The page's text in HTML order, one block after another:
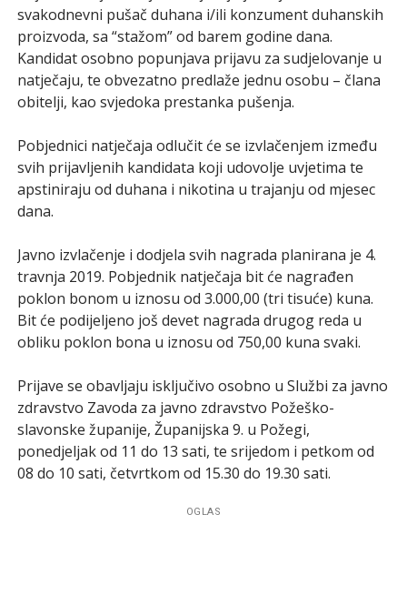
svakodnevni pušač duhana i/ili konzument duhanskih
proizvoda, sa “stažom” od barem godine dana.
Kandidat osobno popunjava prijavu za sudjelovanje u
natječaju, te obvezatno predlaže jednu osobu – člana
obitelji, kao svjedoka prestanka pušenja.
Pobjednici natječaja odlučit će se izvlačenjem između
svih prijavljenih kandidata koji udovolje uvjetima te
apstiniraju od duhana i nikotina u trajanju od mjesec
dana.
Javno izvlačenje i dodjela svih nagrada planirana je 4.
travnja 2019. Pobjednik natječaja bit će nagrađen
poklon bonom u iznosu od 3.000,00 (tri tisuće) kuna.
Bit će podijeljeno još devet nagrada drugog reda u
obliku poklon bona u iznosu od 750,00 kuna svaki.
Prijave se obavljaju isključivo osobno u Službi za javno
zdravstvo Zavoda za javno zdravstvo Požeško-
slavonske županije, Županijska 9. u Požegi,
ponedjeljak od 11 do 13 sati, te srijedom i petkom od
08 do 10 sati, četvrtkom od 15.30 do 19.30 sati.
OGLAS